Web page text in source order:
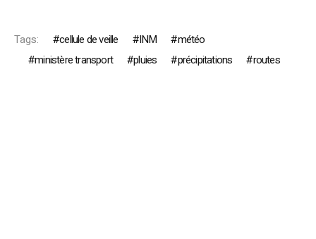
Tags: cellule de veille INM
météo
ministère transport
pluies précipitations routes